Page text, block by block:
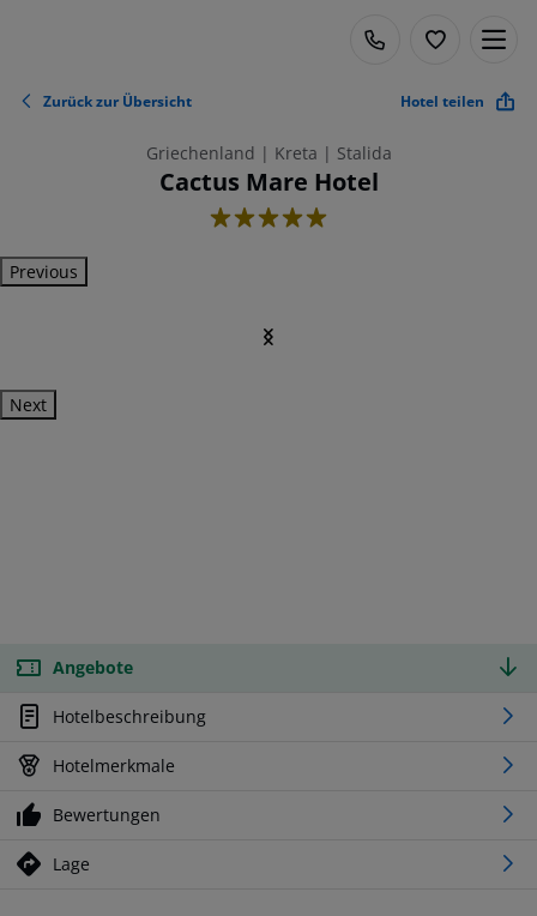
Zurück zur Übersicht Hotel teilen
Griechenland | Kreta | Stalida
Cactus Mare Hotel
5
Previous
Next
Angebote
Hotelbeschreibung
Hotelmerkmale
Bewertungen
Lage